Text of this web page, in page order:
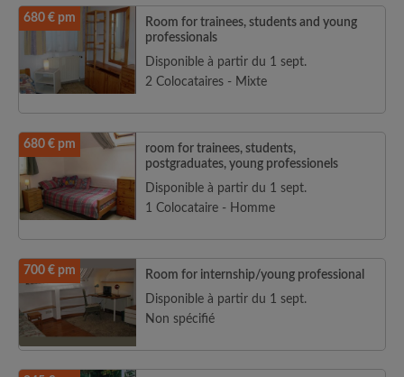
680 € pm
Room for trainees, students and young
professionals
Disponible à partir du 1 sept.
2 Colocataires - Mixte
680 € pm
room for trainees, students,
postgraduates, young professionels
Disponible à partir du 1 sept.
1 Colocataire - Homme
700 € pm
Room for internship/young professional
Disponible à partir du 1 sept.
Non spécifié